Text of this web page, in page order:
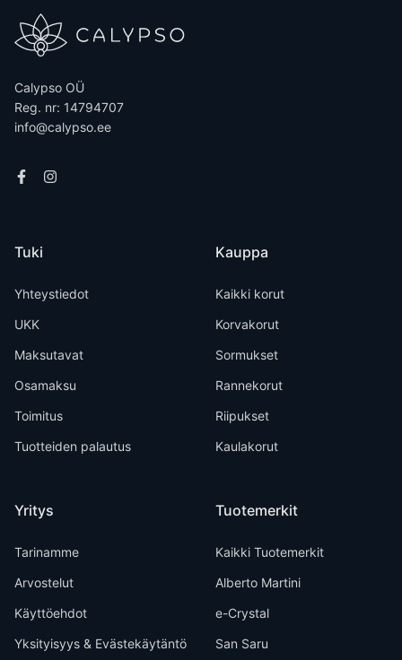
Calypso OÜ
Reg. nr: 14794707
info@calypso.ee
Tuki
Yhteystiedot
UKK
Maksutavat
Osamaksu
Toimitus
Tuotteiden palautus
Yritys
Tarinamme
Arvostelut
Käyttöehdot
Yksityisyys & Evästekäytäntö
Kauppa
Kaikki korut
Korvakorut
Sormukset
Rannekorut
Riipukset
Kaulakorut
Tuotemerkit
Kaikki Tuotemerkit
Alberto Martini
e-Crystal
San Saru